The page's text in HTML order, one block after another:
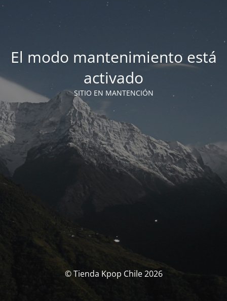
El modo mantenimiento está
activado
SITIO EN MANTENCIÓN
© Tienda Kpop Chile 2026